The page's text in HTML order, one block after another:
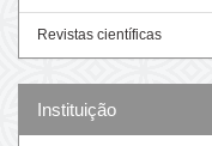
Revistas científicas
Instituição